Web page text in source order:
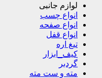
لوازم جانبی
انواع چسب
انواع صفحه
انواع قفل
تیغ اره
کیف_ابزار
گردبر
مته و ست مته